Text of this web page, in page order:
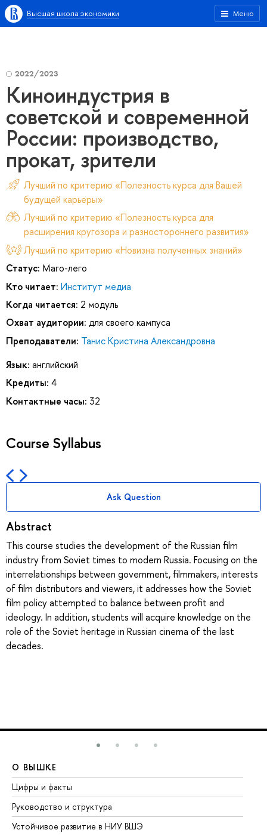
Меню
Высшая школа экономики
2022/2023
Киноиндустрия в
советской и современной
России: производство,
прокат, зрители
Лучший по критерию «Полезность курса для Вашей
будущей карьеры»
Лучший по критерию «Полезность курса для
расширения кругозора и разностороннего развития»
Лучший по критерию «Новизна полученных знаний»
Статус: Маго-лего
Кто читает: Институт медиа
Когда читается: 2 модуль
Охват аудитории: для своего кампуса
Преподаватели: Танис Кристина Александровна
Язык: английский
Кредиты: 4
Контактные часы: 32
Course Syllabus
Ask Question
Abstract
This course studies the development of the Russian film
industry from Soviet times to modern Russia. Focusing on the
interrelationships between government, filmmakers, interests
of film distributors and viewers, it addresses how the Soviet
film policy attempted to balance between profit and
ideology. In addition, students will acquire knowledge on the
role of the Soviet heritage in Russian cinema of the last
decades.
О ВЫШКЕ
Цифры и факты
Руководство и структура
Устойчивое развитие в НИУ ВШЭ